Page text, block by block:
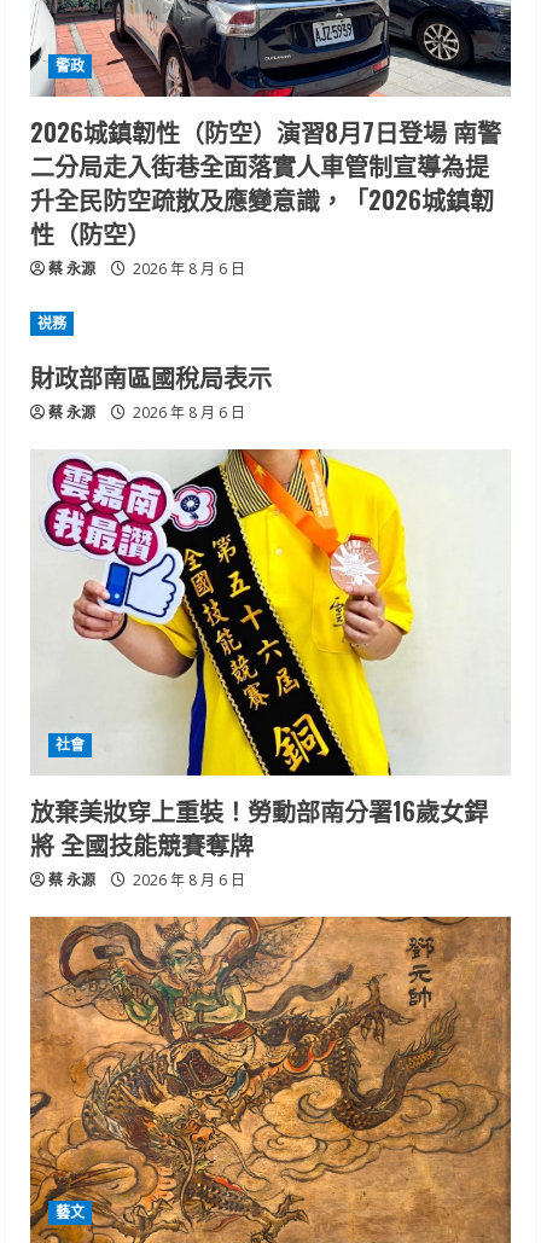
警政
2026城鎮韌性（防空）演習8月7日登場 南警
二分局走入街巷全面落實人車管制宣導為提
升全民防空疏散及應變意識，「2026城鎮韌
性（防空）
蔡 永源 2026 年 8 月 6 日
祱務
財政部南區國稅局表示
蔡 永源 2026 年 8 月 6 日
社會
放棄美妝穿上重裝！勞動部南分署16歲女銲
將 全國技能競賽奪牌
蔡 永源 2026 年 8 月 6 日
藝文